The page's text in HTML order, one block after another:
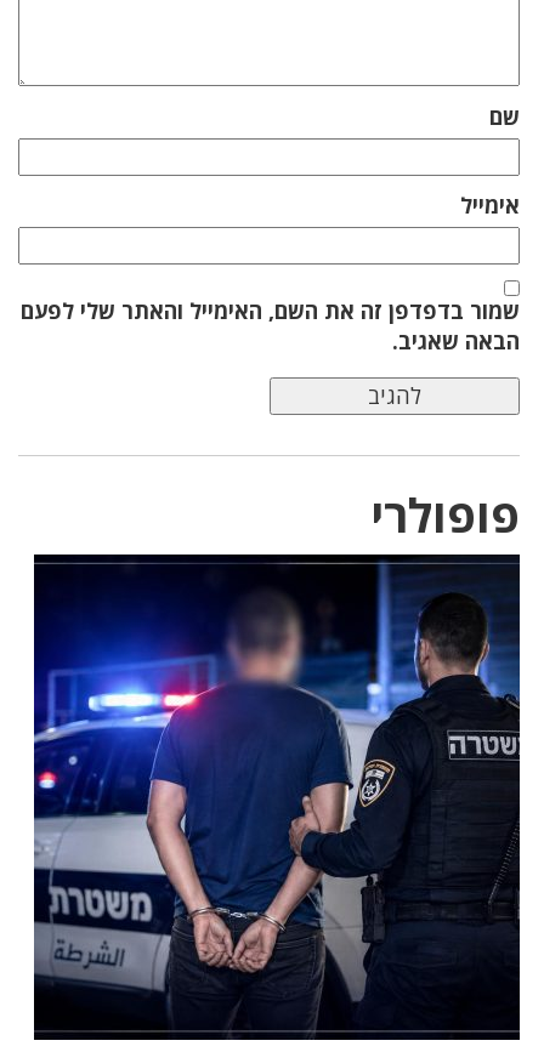
שם
אימייל
שמור בדפדפן זה את השם, האימייל והאתר שלי לפעם
הבאה שאגיב.
פופולרי